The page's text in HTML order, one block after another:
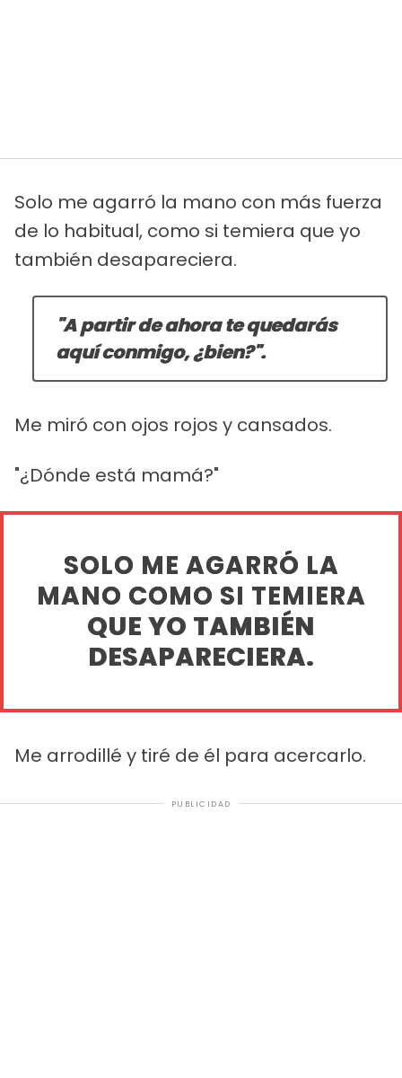
Solo me agarró la mano con más fuerza
de lo habitual, como si temiera que yo
también desapareciera.
"A partir de ahora te quedarás
aquí conmigo, ¿bien?".
Me miró con ojos rojos y cansados.
"¿Dónde está mamá?"
SOLO ME AGARRÓ LA
MANO COMO SI TEMIERA
QUE YO TAMBIÉN
DESAPARECIERA.
Me arrodillé y tiré de él para acercarlo.
PUBLICIDAD